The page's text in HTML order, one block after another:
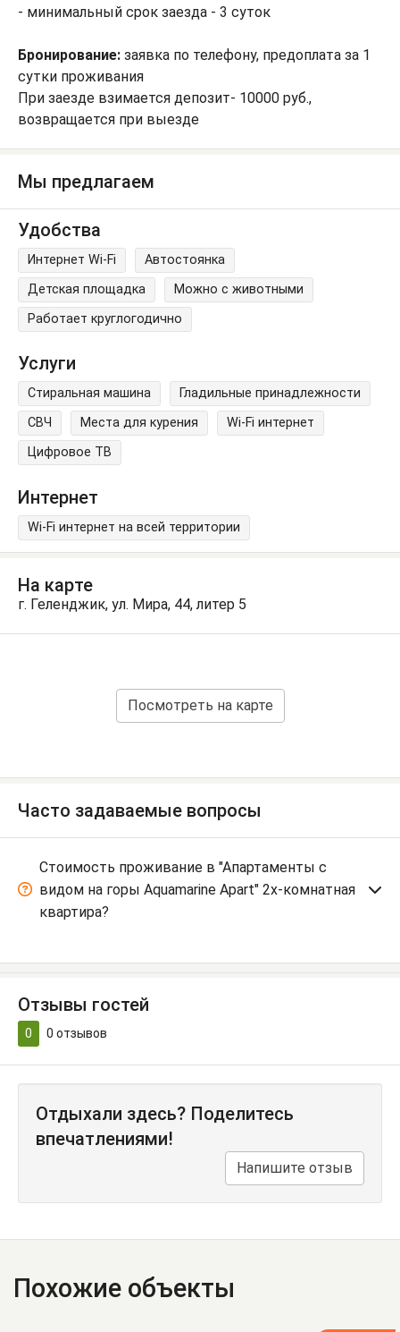
- минимальный срок заезда - 3 суток
Бронирование: заявка по телефону, предоплата за 1
сутки проживания
При заезде взимается депозит- 10000 руб.,
возвращается при выезде
Мы предлагаем
Удобства
Интернет Wi-Fi
Автостоянка
Детская площадка
Можно с животными
Работает круглогодично
Услуги
Стиральная машина
Гладильные принадлежности
СВЧ
Места для курения
Wi-Fi интернет
Цифровое ТВ
Интернет
Wi-Fi интернет на всей территории
На карте
г. Геленджик, ул. Мира, 44, литер 5
Посмотреть на карте
Часто задаваемые вопросы
Стоимость проживание в "Апартаменты с
видом на горы Aquamarine Apart" 2х-комнатная
квартира?
Отзывы гостей
0 0 отзывов
Отдыхали здесь? Поделитесь
впечатлениями!
Напишите отзыв
Похожие объекты